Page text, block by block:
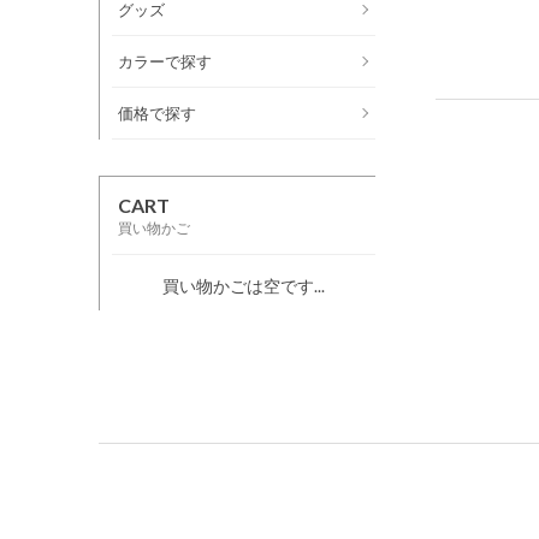
グッズ
カラーで探す
価格で探す
CART
買い物かご
買い物かごは空です...